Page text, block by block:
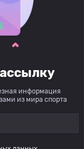
информация
из мира спорта